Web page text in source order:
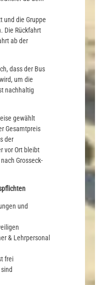
und die Gruppe
Die Rückfahrt
ab der
dass der Bus
um die
nachhaltig
gewählt
Gesamtpreis
der
vor Ort bleibt
Grosseck-
und
& Lehrpersonal
frei